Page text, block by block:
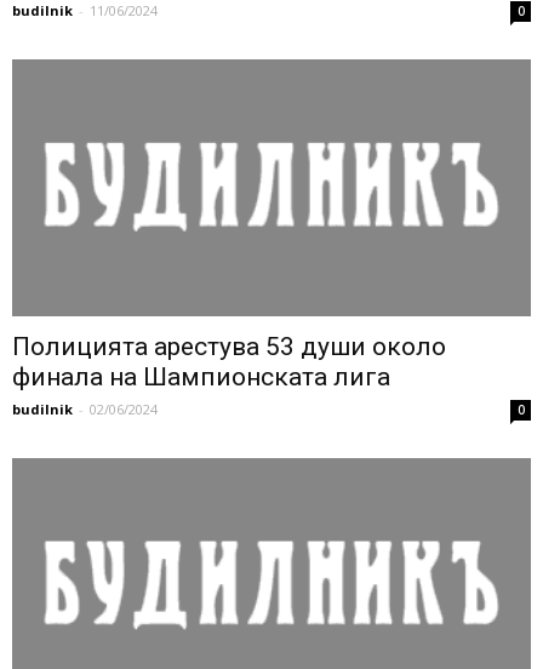
budilnik - 11/06/2024 0
Полицията арестува 53 души около
финала на Шампионската лига
budilnik - 02/06/2024 0